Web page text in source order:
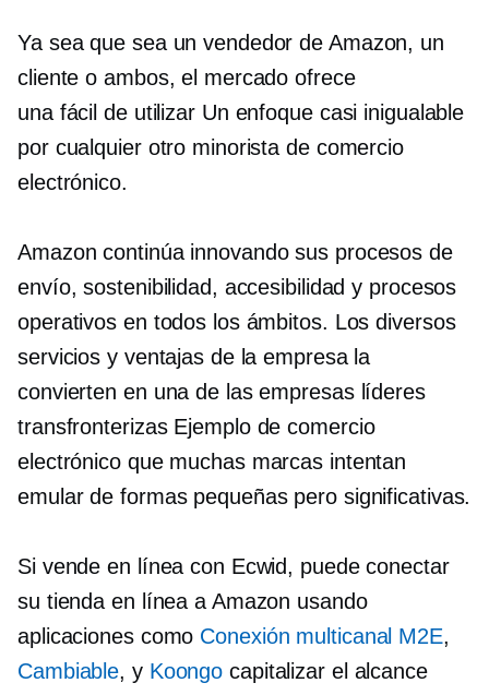
Ya sea que sea un vendedor de Amazon, un
cliente o ambos, el mercado ofrece
una fácil de utilizarUn enfoque casi inigualable
por cualquier otro minorista de comercio
electrónico.
Amazon continúa innovando sus procesos de
envío, sostenibilidad, accesibilidad y procesos
operativos en todos los ámbitos. Los diversos
servicios y ventajas de la empresa la
convierten en una de las empresas líderes
transfronterizasEjemplo de comercio
electrónico que muchas marcas intentan
emular de formas pequeñas pero significativas.
Si vende en línea con Ecwid, puede conectar
su tienda en línea a Amazon usando
aplicaciones como Conexión multicanal M2E,
Cambiable, y Koongo capitalizar el alcance